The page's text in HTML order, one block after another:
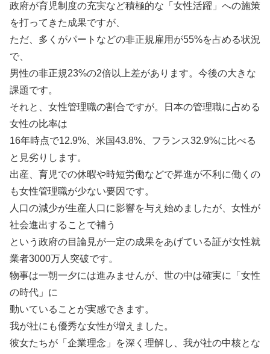
政府が育児制度の充実など積極的な「女性活躍」への施策
を打ってきた成果ですが、
ただ、多くがパートなどの非正規雇用が55%を占める状況
で、
男性の非正規23%の2倍以上差があります。今後の大きな
課題です。
それと、女性管理職の割合ですが。日本の管理職に占める
女性の比率は
16年時点で12.9%、米国43.8%、フランス32.9%に比べる
と見劣りします。
出産、育児での休暇や時短労働などで昇進が不利に働くの
も女性管理職が少ない要因です。
人口の減少が生産人口に影響を与え始めましたが、女性が
社会進出することで補う
という政府の目論見が一定の成果をあげている証が女性就
業者3000万人突破です。
物事は一朝一夕には進みませんが、世の中は確実に「女性
の時代」に
動いていることが実感できます。
我が社にも優秀な女性が増えました。
彼女たちが「企業理念」を深く理解し、我が社の中核とな